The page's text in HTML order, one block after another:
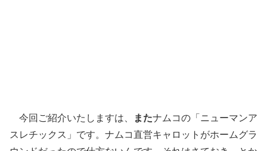
今回ご紹介いたしますは、 またナムコの「ニューマンア
スレチックス」です。ナムコ直営キャロットがホームグラ